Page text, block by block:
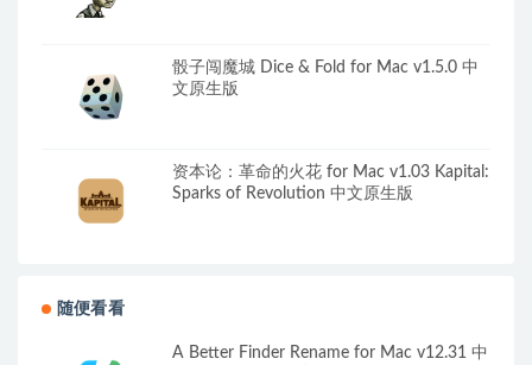
骰子闯魔城 Dice & Fold for Mac v1.5.0 中
文原生版
资本论：革命的火花 for Mac v1.03 Kapital:
Sparks of Revolution 中文原生版
随便看看
A Better Finder Rename for Mac v12.31 中